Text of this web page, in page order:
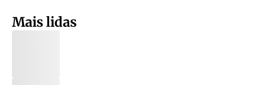
Mais lidas